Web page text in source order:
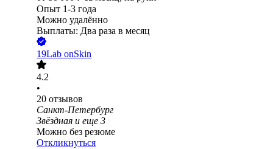
Опыт 1-3 года
Можно удалённо
Выплаты: Два раза в месяц
19Lab onSkin
4.2
•
20 отзывов
Санкт-Петербург
Звёздная и еще 3
Можно без резюме
Откликнуться